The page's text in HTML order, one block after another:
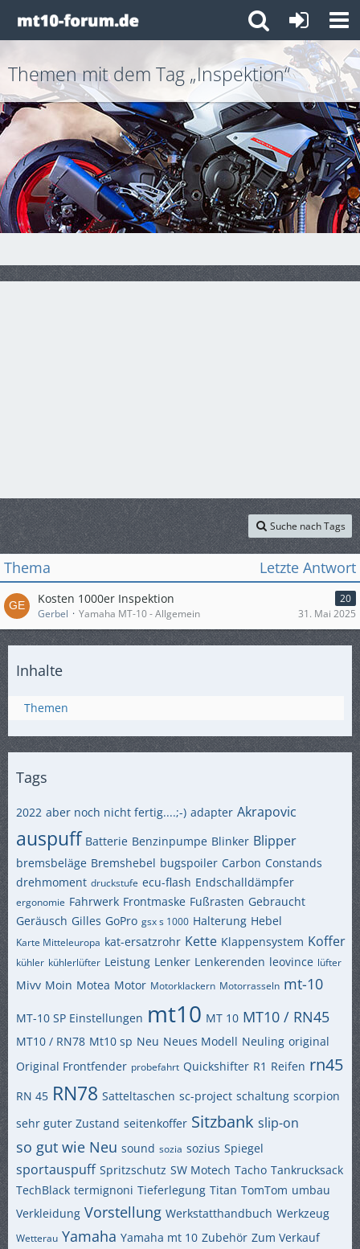
Themen mit dem Tag „Inspektion“
Suche nach Tags
Thema Letzte Antwort
Kosten 1000er Inspektion
20
Gerbel
Yamaha MT-10 - Allgemein 31. Mai 2025
Inhalte
Themen
Tags
2022 aber noch nicht fertig....;-) adapter Akrapovic
auspuff Batterie Benzinpumpe Blinker Blipper
bremsbeläge Bremshebel bugspoiler Carbon Constands
drehmoment druckstufe ecu-flash Endschalldämpfer
ergonomie Fahrwerk Frontmaske Fußrasten Gebraucht
Geräusch Gilles GoPro gsx s 1000 Halterung Hebel
Karte Mitteleuropa kat-ersatzrohr Kette Klappensystem Koffer
kühler kühlerlüfter Leistung Lenker Lenkerenden leovince lüfter
Mivv Moin Motea Motor Motorklackern Motorrasseln mt-10
MT-10 SP Einstellungen mt10 MT 10 MT10 / RN45
MT10 / RN78 Mt10 sp Neu Neues Modell Neuling original
Original Frontfender probefahrt Quickshifter R1 Reifen rn45
RN 45 RN78 Satteltaschen sc-project schaltung scorpion
sehr guter Zustand seitenkoffer Sitzbank slip-on
so gut wie Neu sound sozia sozius Spiegel
sportauspuff Spritzschutz SW Motech Tacho Tankrucksack
TechBlack termignoni Tieferlegung Titan TomTom umbau
Verkleidung Vorstellung Werkstatthandbuch Werkzeug
Wetterau Yamaha Yamaha mt 10 Zubehör Zum Verkauf